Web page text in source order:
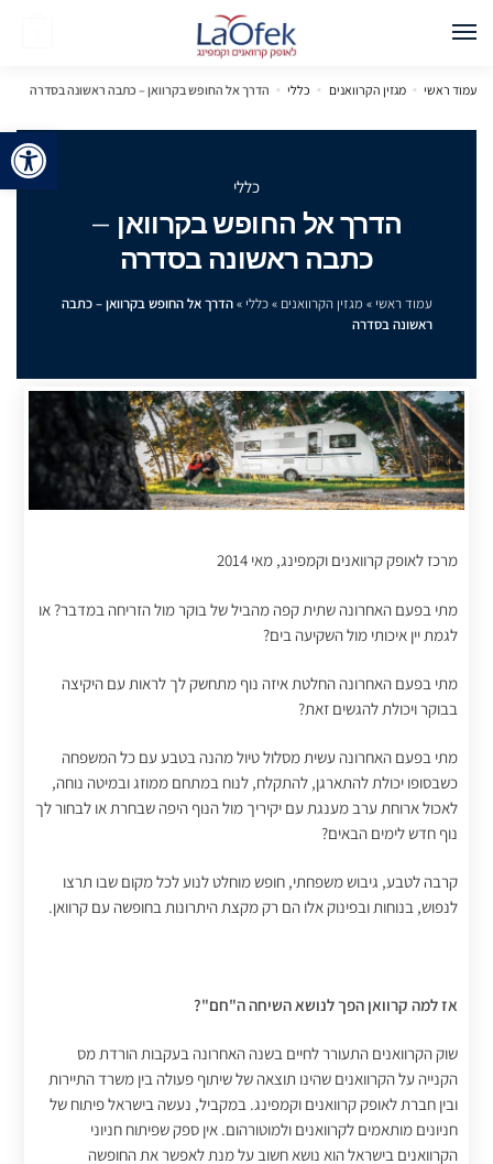
עמוד ראשי » מגזין הקרוואנים » כללי » הדרך אל החופש בקרוואן – כתבה ראשונה בסדרה
כללי
הדרך אל החופש בקרוואן –
כתבה ראשונה בסדרה
עמוד ראשי» מגזין הקרוואנים »כללי»הדרך אל החופש בקרוואן – כתבה
ראשונה בסדרה
מרכז לאופק קרוואנים וקמפינג, מאי 2014
מתי בפעם האחרונה שתית קפה מהביל של בוקר מול הזריחה במדבר? או
לגמת יין איכותי מול השקיעה בים?
מתי בפעם האחרונה החלטת איזה נוף מתחשק לך לראות עם היקיצה
בבוקר ויכולת להגשים זאת?
מתי בפעם האחרונה עשית מסלול טיול מהנה בטבע עם כל המשפחה
כשבסופו יכולת להתארגן, להתקלח, לנוח במתחם ממוזג ובמיטה נוחה,
לאכול ארוחת ערב מענגת עם יקיריך מול הנוף היפה שבחרת או לבחור לך
נוף חדש לימים הבאים?
קרבה לטבע, גיבוש משפחתי, חופש מוחלט לנוע לכל מקום שבו תרצו
לנפוש, בנוחות ובפינוק אלו הם רק מקצת היתרונות בחופשה עם קרוואן.
אז למה קרוואן הפך לנושא השיחה ה"חם"?
שוק הקרוואנים התעורר לחיים בשנה האחרונה בעקבות הורדת מס
הקנייה על הקרוואנים שהינו תוצאה של שיתוף פעולה בין משרד התיירות
ובין חברת לאופק קרוואנים וקמפינג. במקביל, נעשה בישראל פיתוח של
חניונים מותאמים לקרוואנים ולמוטורהום. אין ספק שפיתוח חניוני
הקרוואנים בישראל הוא נושא חשוב על מנת לאפשר את החופשה